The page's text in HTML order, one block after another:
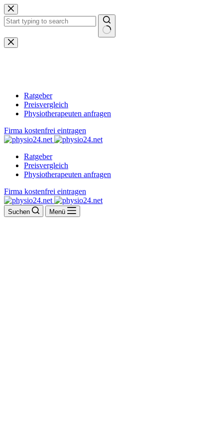
Zum
Inhalt
springen
Keine
Ergebnisse
Ratgeber
Preisvergleich
Physiotherapeuten anfragen
Firma kostenfrei eintragen
Ratgeber
Preisvergleich
Physiotherapeuten anfragen
Firma kostenfrei eintragen
Suchen Menü